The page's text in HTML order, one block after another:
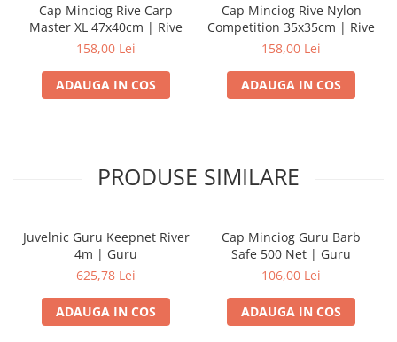
Cap Minciog Rive Carp
Master XL 47x40cm | Rive
158,00 Lei
ADAUGA IN COS
Cap Minciog Rive Nylon
Competition 35x35cm | Rive
158,00 Lei
ADAUGA IN COS
PRODUSE SIMILARE
Juvelnic Guru Keepnet River
4m | Guru
625,78 Lei
ADAUGA IN COS
Cap Minciog Guru Barb
Safe 500 Net | Guru
106,00 Lei
ADAUGA IN COS